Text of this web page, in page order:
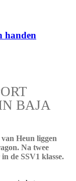
handen
BAJA
Heun liggen
Na twee
de SSV1 klasse.